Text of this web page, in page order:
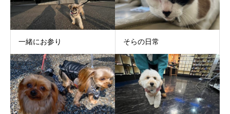
一緒にお参り そらの日常